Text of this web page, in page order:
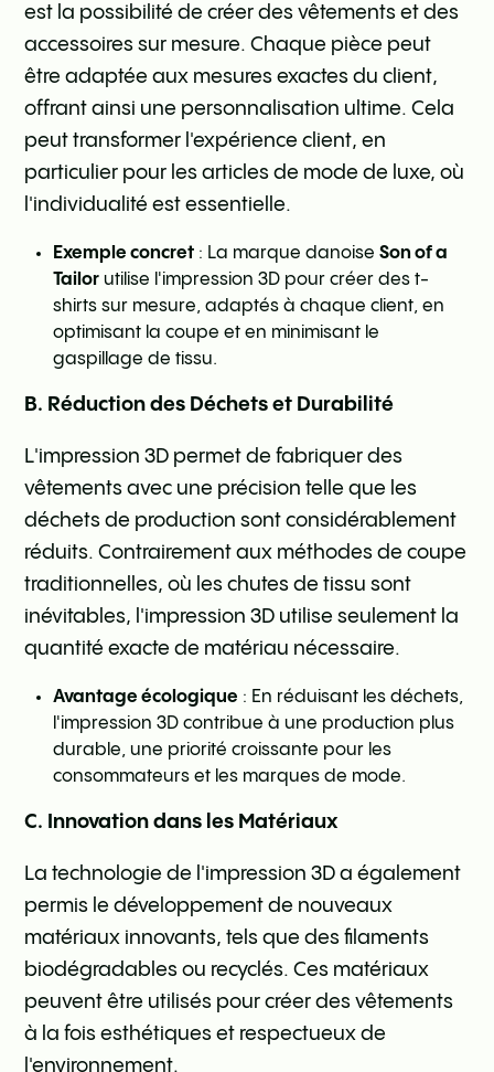
est la possibilité de créer des vêtements et des
accessoires sur mesure. Chaque pièce peut
être adaptée aux mesures exactes du client,
offrant ainsi une personnalisation ultime. Cela
peut transformer l'expérience client, en
particulier pour les articles de mode de luxe, où
l'individualité est essentielle.
Exemple concret : La marque danoise Son of a
Tailor utilise l'impression 3D pour créer des t-
shirts sur mesure, adaptés à chaque client, en
optimisant la coupe et en minimisant le
gaspillage de tissu.
B. Réduction des Déchets et Durabilité
L'impression 3D permet de fabriquer des
vêtements avec une précision telle que les
déchets de production sont considérablement
réduits. Contrairement aux méthodes de coupe
traditionnelles, où les chutes de tissu sont
inévitables, l'impression 3D utilise seulement la
quantité exacte de matériau nécessaire.
Avantage écologique : En réduisant les déchets,
l'impression 3D contribue à une production plus
durable, une priorité croissante pour les
consommateurs et les marques de mode.
C. Innovation dans les Matériaux
La technologie de l'impression 3D a également
permis le développement de nouveaux
matériaux innovants, tels que des filaments
biodégradables ou recyclés. Ces matériaux
peuvent être utilisés pour créer des vêtements
à la fois esthétiques et respectueux de
l'environnement.